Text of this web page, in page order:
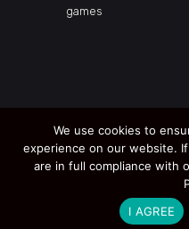
games
We use cookies to
experience on our website.
are in full compliance with
I AGREE